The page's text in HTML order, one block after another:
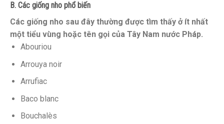
B. Các giống nho phổ biến
Các giống nho sau đây thường được tìm thấy ở ít nhất
một tiểu vùng hoặc tên gọi của Tây Nam nước Pháp.
Abouriou
Arrouya noir
Arrufiac
Baco blanc
Bouchalès